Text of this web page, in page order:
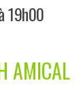
19h00
AMICAL